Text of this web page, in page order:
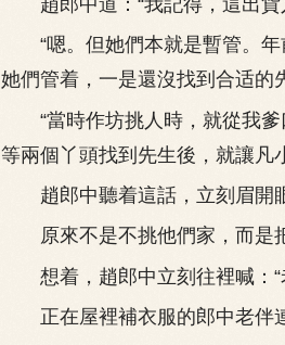
“嗯。但她們本就是暫管。年
她們管着，一是還沒找到合适的
“當時作坊挑人時，就從我爹
等兩個丫頭找到先生後，就讓凡
趙郎中聽着這話，立刻眉開眼
原來不是不挑他們家，而是把
想着，趙郎中立刻往裡喊：“
正在屋裡補衣服的郎中老伴連